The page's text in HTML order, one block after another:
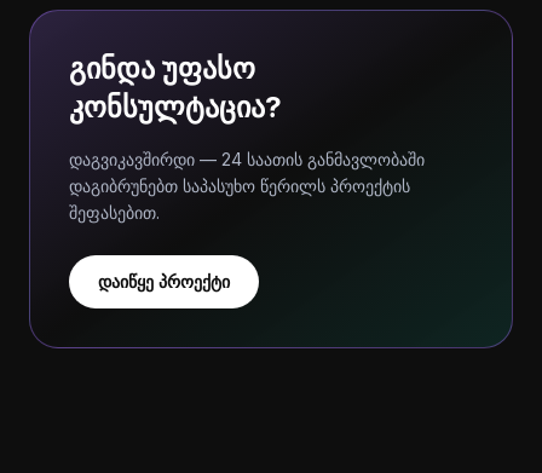
გინდა უფასო
კონსულტაცია?
დაგვიკავშირდი — 24 საათის განმავლობაში
დაგიბრუნებთ საპასუხო წერილს პროექტის
შეფასებით.
დაიწყე პროექტი